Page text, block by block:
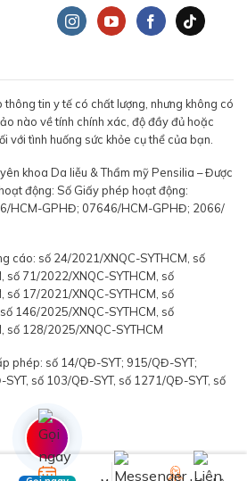
tin y tế có chất lượng, nhưng không có
nào về tính chính xác, độ đầy đủ hoặc
với tình huống sức khỏe cụ thể của bạn.
khoa Da liễu & Thẩm mỹ Pensilia – Được
động: Số Giấy phép hoạt động:
HCM-GPHĐ; 07646/HCM-GPHĐ; 2066/
cáo: số 24/2021/XNQC-SYTHCM, số
số 71/2022/XNQC-SYTHCM, số
số 17/2021/XNQC-SYTHCM, số
146/2025/XNQC-SYTHCM, số
số 128/2025/XNQC-SYTHCM
phép: số 14/QĐ-SYT; 915/QĐ-SYT;
số 103/QĐ-SYT, số 1271/QĐ-SYT, số